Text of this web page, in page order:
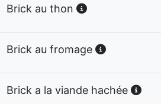
Brick au thon
Brick au fromage
Brick a la viande hachée